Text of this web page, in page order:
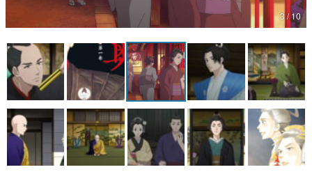
カテゴリ
特集記事
マンガ
女性向け
アプリレビュー
その他
3 / 10